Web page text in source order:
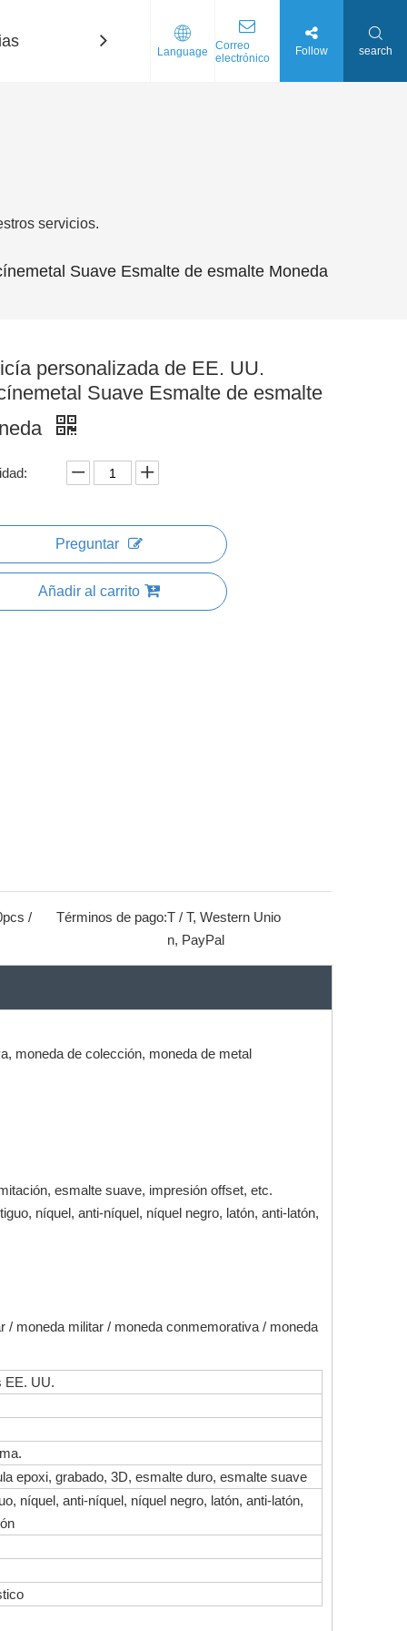
Contáctenos
Language
Correo
electrónico
Follow search
servicios.
Suave Esmalte de esmalte Moneda
personalizada de EE. UU.
Suave Esmalte de esmalte
Preguntar
Añadir al carrito
/
Términos de pago:T / T, Western Unio
n, PayPal
moneda de colección, moneda de metal
esmalte suave, impresión offset, etc.
níquel, anti-níquel, níquel negro, latón, anti-latón,
/ moneda militar / moneda conmemorativa / moneda
EE. UU.
epoxi, grabado, 3D, esmalte duro, esmalte suave
níquel, anti-níquel, níquel negro, latón, anti-latón,